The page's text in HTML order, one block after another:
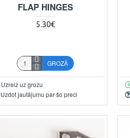
FLAP HINGES
5.30€
GROZĀ
Uzreiz uz grozu
Uzdot jautājumu par šo preci